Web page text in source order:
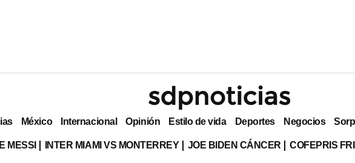
México Internacional Opinión Estilo de vida Deportes Negocios
MESSI INTER MIAMI VS MONTERREY JOE BIDEN CÁNCER COFEPRIS